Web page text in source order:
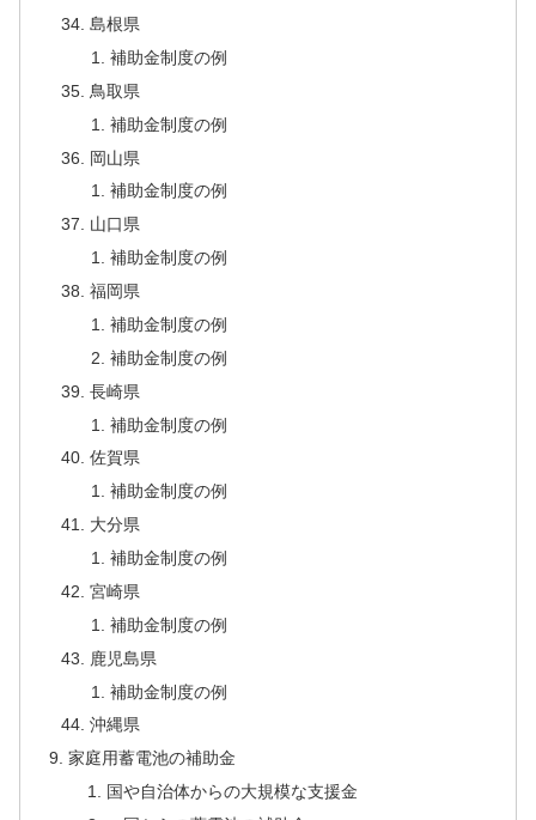
島根県
補助金制度の例
鳥取県
補助金制度の例
岡山県
補助金制度の例
山口県
補助金制度の例
福岡県
補助金制度の例
補助金制度の例
長崎県
補助金制度の例
佐賀県
補助金制度の例
大分県
補助金制度の例
宮崎県
補助金制度の例
鹿児島県
補助金制度の例
沖縄県
家庭用蓄電池の補助金
国や自治体からの大規模な支援金